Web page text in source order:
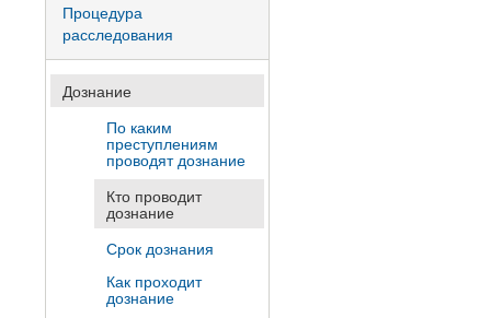
Процедура
расследования
Дознание
По каким
преступлениям
проводят дознание
Кто проводит
дознание
Срок дознания
Как проходит
дознание